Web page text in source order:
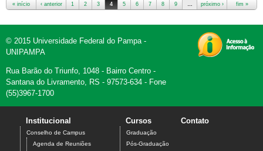
« início ‹ anterior 1 2 3 4 5 6 7 8 9 … próximo › fim »
© 2015 Universidade Federal do Pampa -
UNIPAMPA
Rua Barão do Triunfo, 1048 - Bairro Centro -
Santana do Livramento, RS - 97573-634 - Fone
(55)3967-1700
Institucional
Conselho de Campus
Agenda de Reuniões
Cursos
Graduação
Pós-Graduação
Contato